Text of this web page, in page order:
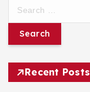
r
f
Recent Posts